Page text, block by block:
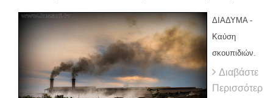
ΔΙΑΔΥΜΑ -
Καύση
σκουπιδιών.
Διαβάστε
Περισσότερ